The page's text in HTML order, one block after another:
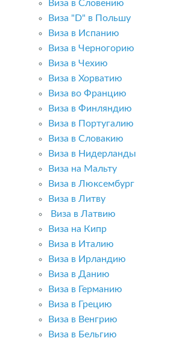
Виза в Словению
Виза "D" в Польшу
Виза в Испанию
Виза в Черногорию
Виза в Чехию
Виза в Хорватию
Виза во Францию
Виза в Финляндию
Виза в Португалию
Виза в Словакию
Виза в Нидерланды
Виза на Мальту
Виза в Люксембург
Виза в Литву
Виза в Латвию
Виза на Кипр
Виза в Италию
Виза в Ирландию
Виза в Данию
Виза в Германию
Виза в Грецию
Виза в Венгрию
Виза в Бельгию